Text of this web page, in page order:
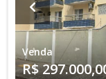
Venda
R$